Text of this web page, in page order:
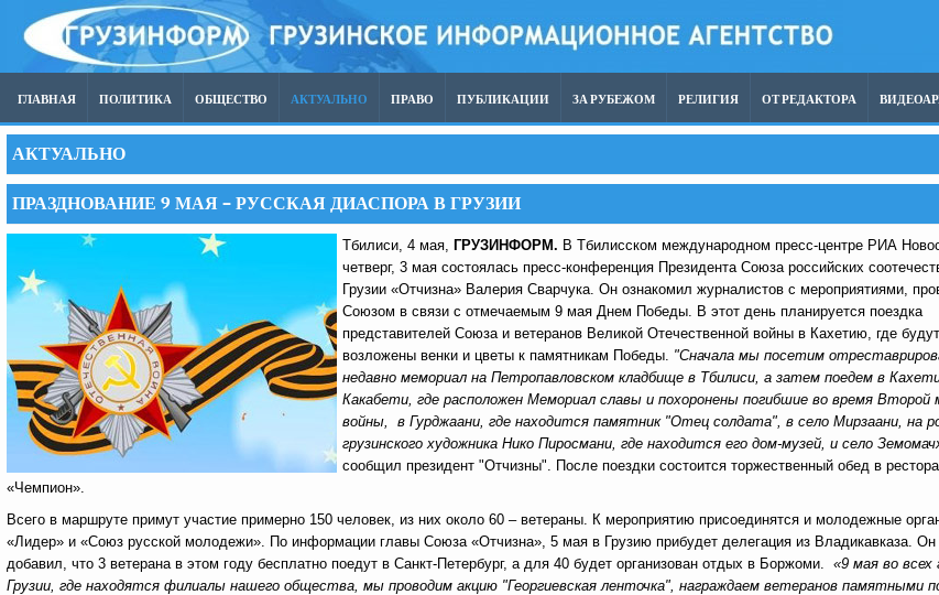
ГЛАВНАЯ ПОЛИТИКА ОБЩЕСТВО АКТУАЛЬНО ПРАВО ПУБЛИКАЦИИ ЗА РУБЕЖОМ РЕЛИГИЯ ОТ РЕДАКТОРА
АКТУАЛЬНО
ПРАЗДНОВАНИЕ 9 МАЯ – РУССКАЯ ДИАСПОРА В ГРУЗИИ
Тбилиси, 4 мая, ГРУЗИНФОРМ. В Тбилисском международном пресс-центре РИА
четверг, 3 мая состоялась пресс-конференция Президента Союза российских
Грузии «Отчизна» Валерия Сварчука. Он ознакомил журналистов с мероприятиями,
Союзом в связи с отмечаемым 9 мая Днем Победы. В этот день планируется поездка
представителей Союза и ветеранов Великой Отечественной войны в Кахетию, где будут
возложены венки и цветы к памятникам Победы. "Сначала мы посетим
недавно мемориал на Петропавловском кладбище в Тбилиси, а затем поедем в
Какабети, где расположен Мемориал славы и похоронены погибшие во время Второй
войны, в Гурджаани, где находится памятник "Отец солдата", в село Мирзаани, на
грузинского художника Нико Пиросмани, где находится его дом-музей, и село
сообщил президент "Отчизны". После поездки состоится торжественный обед в
«Чемпион».
Всего в маршруте примут участие примерно 150 человек, из них около 60 – ветераны. К мероприятию присоединятся и молодежные
«Лидер» и «Союз русской молодежи». По информации главы Союза «Отчизна», 5 мая в Грузию прибудет делегация из Владикавказа. Он
добавил, что 3 ветерана в этом году бесплатно поедут в Санкт-Петербург, а для 40 будет организован отдых в Боржоми. «9 мая во всех
Грузии, где находятся филиалы нашего общества, мы проводим акцию "Георгиевская ленточка", награждаем ветеранов памятными